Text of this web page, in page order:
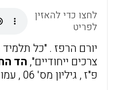
לחצו כדי להאזין
לפריט
יורם הרפז . "כל
צרכים ייחודיים", הד
פ"ז , גיליון מס' 06 , עמודים 38 - 42 .